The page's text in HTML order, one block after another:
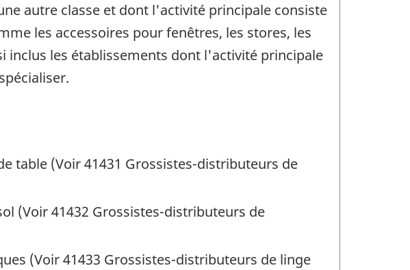
autre classe et dont l'activité principale consiste
les accessoires pour fenêtres, les stores, les
inclus les établissements dont l'activité principale
table (Voir 41431 Grossistes-distributeurs de
(Voir 41432 Grossistes-distributeurs de
(Voir 41433 Grossistes-distributeurs de linge